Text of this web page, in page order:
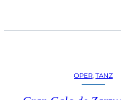
OPER, TANZ